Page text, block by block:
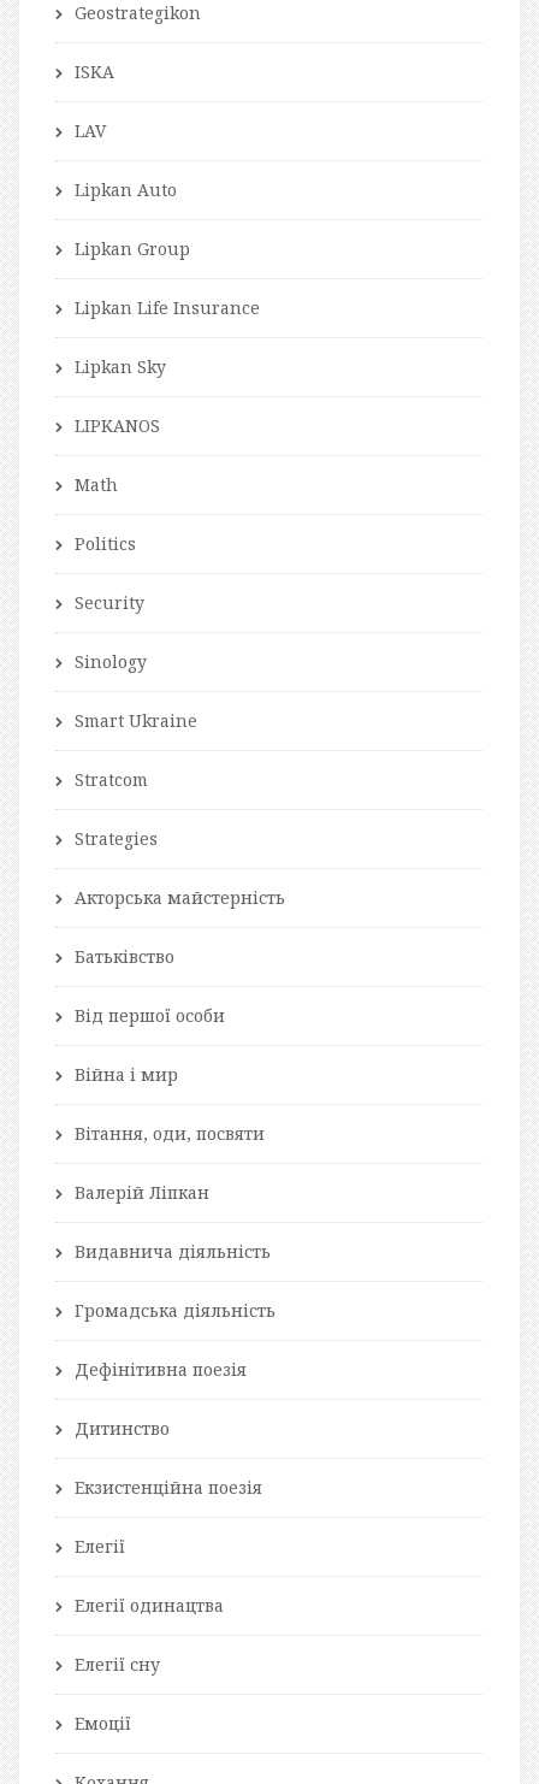
Geostrategikon
ISKA
LAV
Lipkan Auto
Lipkan Group
Lipkan Life Insurance
Lipkan Sky
LIPKANOS
Math
Politics
Security
Sinology
Smart Ukraine
Stratcom
Strategies
Акторська майстерність
Батьківство
Від першої особи
Війна і мир
Вітання, оди, посвяти
Валерій Ліпкан
Видавнича діяльність
Громадська діяльність
Дефінітивна поезія
Дитинство
Екзистенційна поезія
Елегії
Елегії одинацтва
Елегії сну
Емоції